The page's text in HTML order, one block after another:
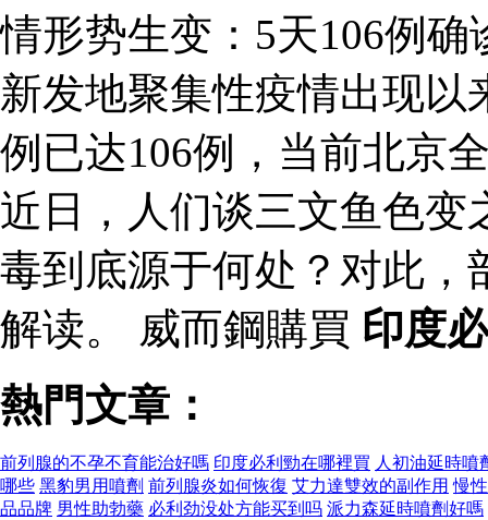
情形势生变：5天106例
新发地聚集性疫情出现
例已达106例，当前北京
近日，人们谈三文鱼色
毒到底源于何处？对此，
解读。 威而鋼購買 印度
熱門文章：
前列腺的不孕不育能治好嗎 印度必利勁在哪裡買 人初油延時噴
哪些 黑豹男用噴劑 前列腺炎如何恢復 艾力達雙效的副作用 慢
品品牌 男性助勃藥 必利劲没处方能买到吗 派力森延時噴劑好嗎